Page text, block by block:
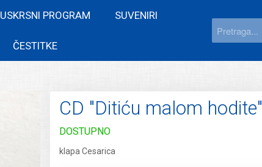
USKRSNI PROGRAM SUVENIRI
ČESTITKE
CD "Ditiću malom hodite"
DOSTUPNO
klapa Cesarica